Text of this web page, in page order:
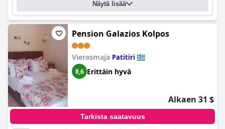
Näytä lisää
Pension Galazios Kolpos
Vierasmaja Patitiri
8,6 Erittäin hyvä
Alkaen 31 $
Tarkista saatavuus